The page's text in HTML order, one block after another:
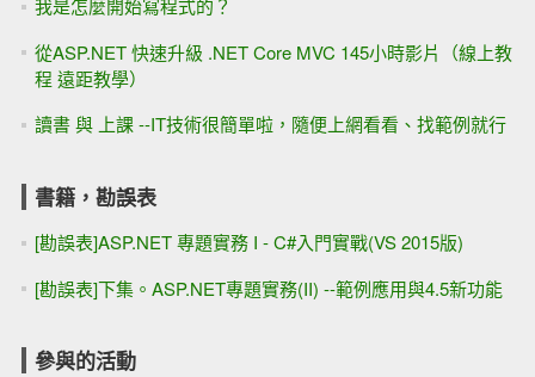
我是怎麼開始寫程式的？
從ASP.NET 快速升級 .NET Core MVC 145小時影片（線上教
程 遠距教學）
讀書 與 上課 --IT技術很簡單啦，隨便上網看看、找範例就行
書籍，勘誤表
[勘誤表]ASP.NET 專題實務 I - C#入門實戰(VS 2015版)
[勘誤表]下集。ASP.NET專題實務(II) --範例應用與4.5新功能
參與的活動